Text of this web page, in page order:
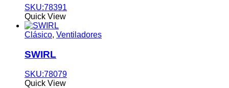
SKU:78391
Quick View
Clásico, Ventiladores
SWIRL
SKU:78079
Quick View